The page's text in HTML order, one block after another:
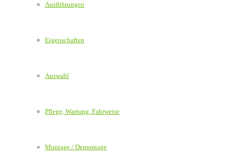
Ausführungen
Eigenschaften
Auswahl
Pflege, Wartung, Fahrweise
Montage / Demontage